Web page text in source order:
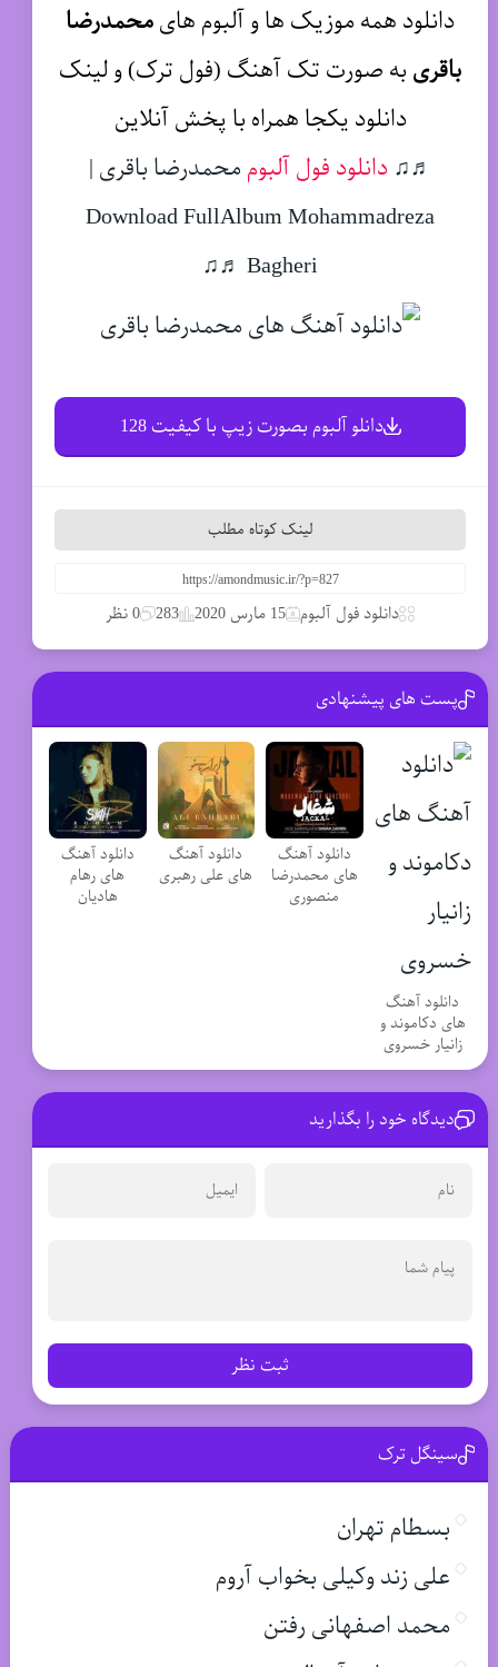
دانلود همه موزیک ها و آلبوم هایمحمدرضا
باقری به صورت تک آهنگ (فول ترک) و لینک
دانلود یکجا همراه با پخش آنلاین
♬♫دانلود فول آلبوم محمدرضا باقری |
Download FullAlbum Mohammadreza
Bagheri ♬♫
دانلو آلبوم بصورت زیپ با کیفیت 128
لینک کوتاه مطلب
دانلود فول آلبوم 15 مارس 2020 283 0 نظر
پست های پیشنهادی
دانلود آهنگ
های دکاموند و
زانیار خسروی
دانلود آهنگ
های محمدرضا
منصوری
دانلود آهنگ
های علی رهبری
دانلود آهنگ
های رهام
هادیان
دیدگاه خود را بگذارید
ثبت نظر
سینگل ترک
بسطام تهران
علی زند وکیلی بخواب آروم
محمد اصفهانی رفتن